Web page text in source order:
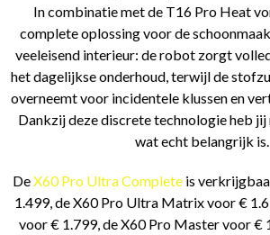
In combinatie met de T16 Pro Heat
complete oplossing voor de
veeleisend interieur: de robot zorgt
het dagelijkse onderhoud, terwijl de
overneemt voor incidentele klussen en
Dankzij deze discrete technologie heb
wat echt belangrijk is.
DeX60 Pro Ultra Complete is
1.499, de X60 Pro Ultra Matrix voor €
voor € 1.799, de X60 Pro Master voor €